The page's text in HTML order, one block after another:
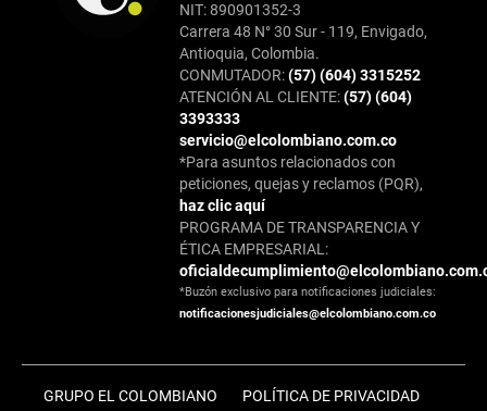
NIT: 890901352-3
Carrera 48 N° 30 Sur - 119, Envigado,
Antioquia, Colombia.
CONMUTADOR:(57) (604) 3315252
ATENCIÓN AL CLIENTE:(57) (604)
3393333
servicio@elcolombiano.com.co
*Para asuntos relacionados con
peticiones, quejas y reclamos (PQR),
haz clic aquí
PROGRAMA DE TRANSPARENCIA Y
ÉTICA EMPRESARIAL:
*Buzón exclusivo para notificaciones judiciales:
notificacionesjudiciales@elcolombiano.com.co
GRUPO EL COLOMBIANO POLÍTICA DE PRIVACIDAD